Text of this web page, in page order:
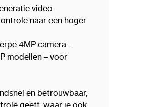
video-
naar een hoger
4MP camera –
modellen – voor
en betrouwbaar,